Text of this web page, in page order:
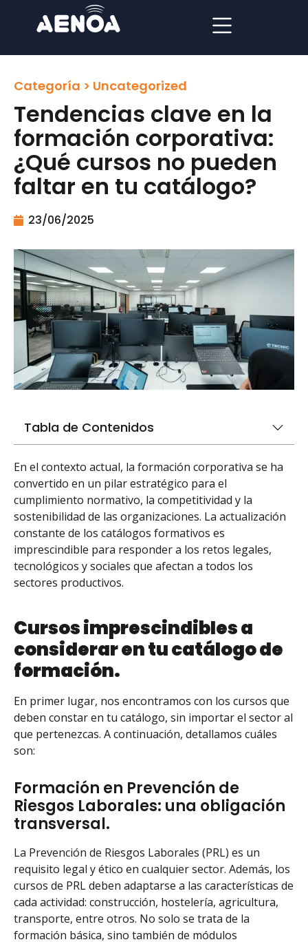
Categoría > Uncategorized
Tendencias clave en la
formación corporativa:
¿Qué cursos no pueden
faltar en tu catálogo?
23/06/2025
Tabla de Contenidos
En el contexto actual, la formación corporativa se ha
convertido en un pilar estratégico para el
cumplimiento normativo, la competitividad y la
sostenibilidad de las organizaciones. La actualización
constante de los catálogos formativos es
imprescindible para responder a los retos legales,
tecnológicos y sociales que afectan a todos los
sectores productivos.
Cursos imprescindibles a
considerar en tu catálogo de
formación.
En primer lugar, nos encontramos con los cursos que
deben constar en tu catálogo, sin importar el sector al
que pertenezcas. A continuación, detallamos cuáles
son:
Formación en Prevención de
Riesgos Laborales: una obligación
transversal.
La Prevención de Riesgos Laborales (PRL) es un
requisito legal y ético en cualquier sector. Además, los
cursos de PRL deben adaptarse a las características de
cada actividad: construcción, hostelería, agricultura,
transporte, entre otros. No solo se trata de la
formación básica, sino también de módulos